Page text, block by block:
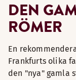
DEN
RÖMER
En
Frankfurts olika
den "nya" gamla